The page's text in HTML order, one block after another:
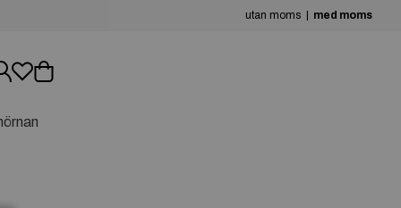
utan moms med moms